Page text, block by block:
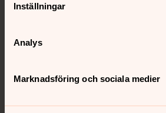
Inställningar
Analys
Marknadsföring och sociala medier
Kalender
Hitta snabbt